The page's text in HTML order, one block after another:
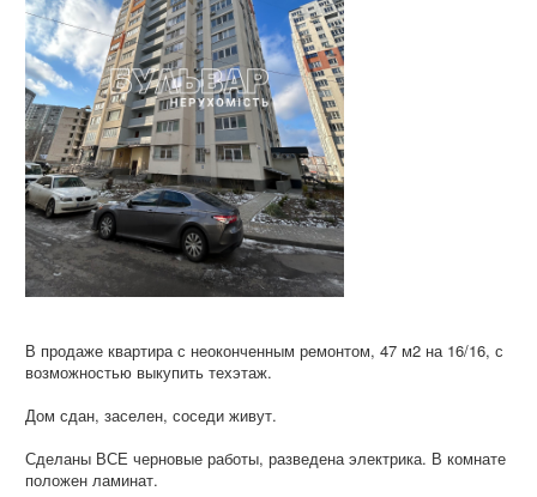
Вакансии
В продаже квартира с неоконченным ремонтом, 47 м2 на 16/16, с
возможностью выкупить техэтаж.
Дом сдан, заселен, соседи живут.
Сделаны ВСЕ черновые работы, разведена электрика. В комнате
положен ламинат.